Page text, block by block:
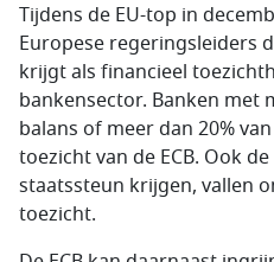
Tijdens de EU-top in
Europese regeringsleiders
krijgt als financieel
bankensector. Banken met
balans of meer dan 20%
toezicht van de ECB. Ook
staatssteun krijgen, vallen
toezicht.